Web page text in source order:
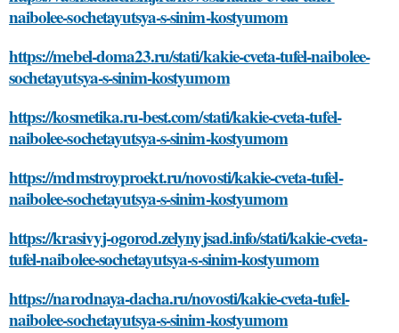
naibolee-sochetayutsya-s-sinim-kostyumom
https://mebel-doma23.ru/stati/kakie-cveta-tufel-naibolee-
sochetayutsya-s-sinim-kostyumom
https://kosmetika.ru-best.com/stati/kakie-cveta-tufel-
naibolee-sochetayutsya-s-sinim-kostyumom
https://mdmstroyproekt.ru/novosti/kakie-cveta-tufel-
naibolee-sochetayutsya-s-sinim-kostyumom
https://krasivyj-ogorod.zelynyjsad.info/stati/kakie-cveta-
tufel-naibolee-sochetayutsya-s-sinim-kostyumom
https://narodnaya-dacha.ru/novosti/kakie-cveta-tufel-
naibolee-sochetayutsya-s-sinim-kostyumom